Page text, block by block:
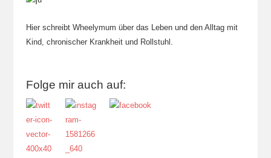
Hier schreibt Wheelymum über das Leben und den Alltag mit
Kind, chronischer Krankheit und Rollstuhl.
Folge mir auch auf: